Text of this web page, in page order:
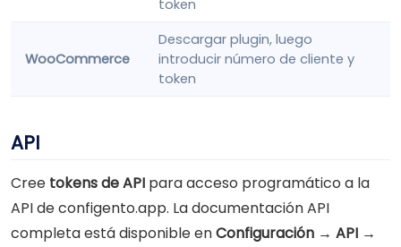
token
WooCommerce
Descargar plugin, luego
introducir número de cliente y
token
API
Cree tokens de API para acceso programático a la
API de configento.app. La documentación API
completa está disponible enConfiguración → API →